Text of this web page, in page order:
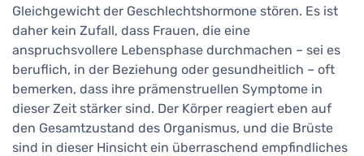
Gleichgewicht der Geschlechtshormone stören. Es ist
daher kein Zufall, dass Frauen, die eine
anspruchsvollere Lebensphase durchmachen – sei es
beruflich, in der Beziehung oder gesundheitlich – oft
bemerken, dass ihre prämenstruellen Symptome in
dieser Zeit stärker sind. Der Körper reagiert eben auf
den Gesamtzustand des Organismus, und die Brüste
sind in dieser Hinsicht ein überraschend empfindliches